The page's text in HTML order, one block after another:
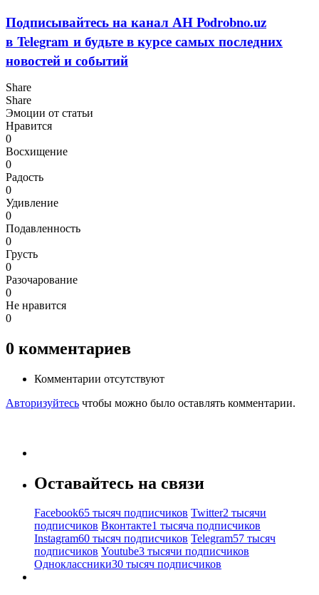
Подписывайтесь на канал АН Podrobno.uz
в Telegram и будьте в курсе самых последних
новостей и событий
Share
Share
Эмоции от статьи
Нравится
0
Восхищение
0
Радость
0
Удивление
0
Подавленность
0
Грусть
0
Разочарование
0
Не нравится
0
0 комментариев
Комментарии отсутствуют
Авторизуйтесь чтобы можно было оставлять комментарии.
Оставайтесь на связи
Facebook65 тысяч подписчиков Twitter2 тысячи
подписчиков Вконтакте1 тысяча подписчиков
Instagram60 тысяч подписчиков Telegram57 тысяч
подписчиков Youtube3 тысячи подписчиков
Одноклассники30 тысяч подписчиков